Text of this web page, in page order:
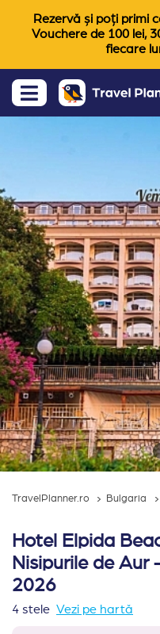
Rezervă și poți primi
Vouchere de 100 lei,
fiecare
TravelPlanner.ro Bulgaria
Hotel Elpida
Nisipurile de Aur
2026
4 stele Vezi pe hartă